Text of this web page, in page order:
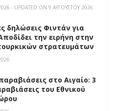
- UPDATED ON 9 ΑΥΓΟΎΣΤΟΥ 2026
δηλώσεις Φιντάν για
την ειρήνη στην
στρατευμάτων
στο Αιγαίο: 3
του Εθνικού